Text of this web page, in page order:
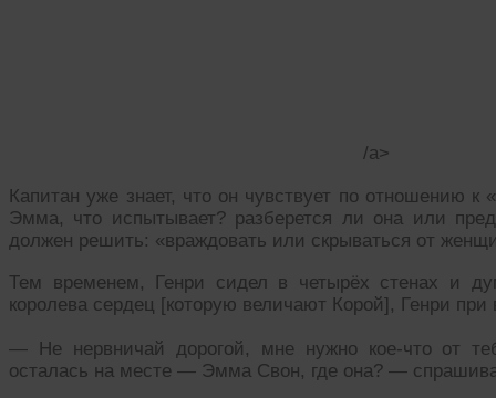
/a>
Капитан уже знает, что он чувствует по отношению
Эмма, что испытывает? разберется ли она или
должен решить: «враждовать или скрываться от
Тем временем, Генри сидел в четырёх стенах и
королева сердец [которую величают Корой], Генри при
— Не нервничай дорогой, мне нужно кое-что от
осталась на месте — Эмма Свон, где она? —